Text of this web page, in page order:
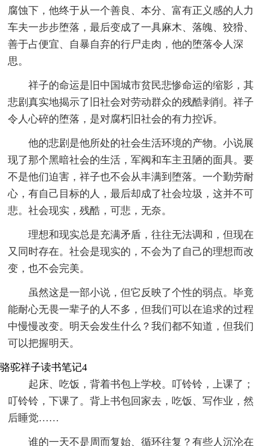
腐蚀下，他终于从一个善良、本分、富有正义感的人力
车夫一步步堕落，最后变成了一具麻木、落魄、狡猾、
善于占便宜、自暴自弃的行尸走肉，他的堕落令人深
思。
祥子的命运是旧中国城市贫民悲惨命运的缩影，其
悲剧真实地揭示了旧社会对劳动群众的残酷剥削。祥子
令人心碎的堕落，是对腐朽旧社会的有力控诉。
他的悲剧是他所处的社会生活环境的产物。小说展
现了那个黑暗社会的生活，军阀和车主丑陋的面具。要
不是他们迫害，祥子也不会从丰满到堕落。一个勤劳耐
心，有自己目标的人，最后却成了社会垃圾，这并不可
悲。社会现实，残酷，可悲，无奈。
理想和现实总是充满矛盾，往往无法调和，但现在
又同时存在。社会是现实的，不会为了自己的理想而改
变，也不会完美。
虽然这是一部小说，但它反映了个性的弱点。毕竟
能耐心无畏一辈子的人不多，但我们可以在追求的过程
中慢慢改变。明天会发生什么？我们都不知道，但我们
可以把握明天。
骆驼祥子读书笔记4
起床、吃饭，背着书包上学校。叮铃铃，上课了；
叮铃铃，下课了。背上书包回家去，吃饭、写作业，然
后睡觉……
谁的一天不是周而复始、循环往复？有些人沉沦在